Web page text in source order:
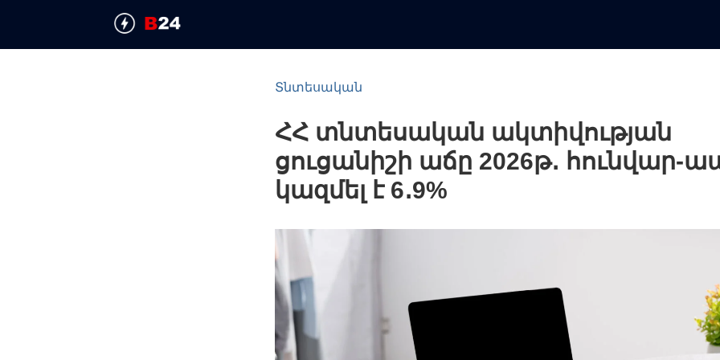
Տնտեսական
ՀՀ տնտեսական ակտիվության
ցուցանիշի աճը 2026թ․ հունվար-
կազմել է 6․9%